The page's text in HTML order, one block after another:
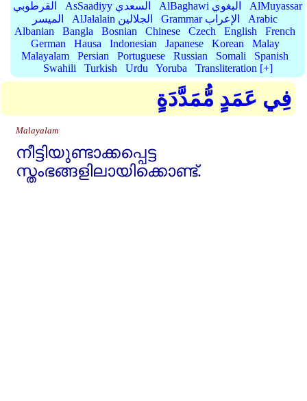
القرطوبي
AsSaadiyy السعدي AlBaghawi البغوي
AlMuyassar
الميسر
AlJalalain الجلالين Grammar الإعراب
Arabic
Albanian
Bangla Bosnian Chinese Czech English
French
German
Hausa Indonesian Japanese Korean
Malay
Malayalam
Persian Portuguese Russian Somali
Spanish
Swahili
Turkish Urdu Yoruba Transliteration [+]
فِي عَمَدٍ مُّمَدَّدَةٍ
Malayalam
നീട്ടിയുണ്ടാക്കപ്പെട്ട
സ്തംഭങ്ങളിലായിക്കൊണ്ട്‌.